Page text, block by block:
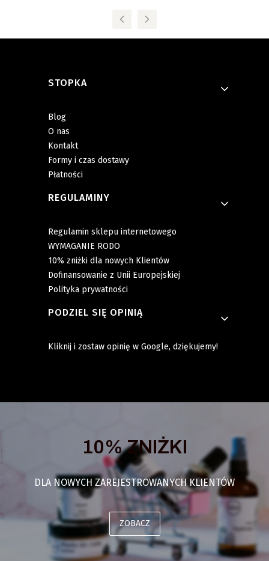
Linki w stopce
STOPKA
Blog
O nas
Kontakt
Formy i czas dostawy
Płatności
REGULAMINY
Regulamin sklepu internetowego
WYMAGANIE RODO
10% zniżki dla nowych Klientów
Dofinansowanie z Unii Europejskiej
Polityka prywatności
PODZIEL SIĘ OPINIĄ
Kliknij i zostaw opinię w Google, dziękujemy!
10% ZNIŻKI
DLA NOWYCH ZAREJESTROWANYCH KLIENTÓW
ZOBACZ